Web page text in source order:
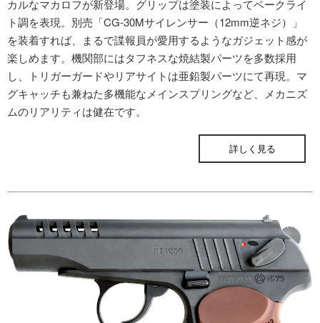
カルなマカロフが新登場。グリップは塗装によってベークライ
ト調を表現。別売「CG-30Mサイレンサー（12mm逆ネジ）」
を装着すれば、まるで諜報員が愛用するようなガジェット感が
楽しめます。機関部にはタフネスな焼結製パーツを多数採用
し、トリガーガードやリアサイトは亜鉛製パーツにて再現。マ
グキャッチも兼ねた多機能なメインスプリングなど、メカニズ
ムのリアリティは健在です。
詳しく見る